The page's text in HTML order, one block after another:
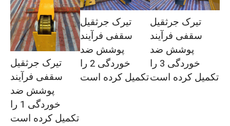
تیرک جرثقیل
سقفی فرآیند
پوشش ضد
خوردگی 1 را
تکمیل کرده است
تیرک جرثقیل
سقفی فرآیند
پوشش ضد
خوردگی 2 را
تکمیل کرده است
تیرک جرثقیل
سقفی فرآیند
پوشش ضد
خوردگی 3 را
تکمیل کرده است